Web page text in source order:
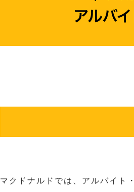
マクドナルドでは、アルバイト